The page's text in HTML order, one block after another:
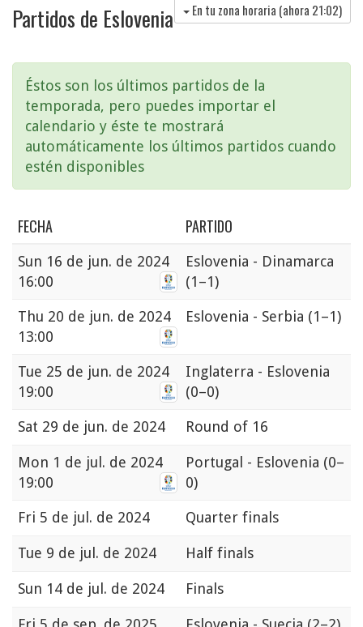
Partidos de Eslovenia En tu zona horaria (ahora 21:02)
Éstos son los últimos partidos de la
temporada, pero puedes importar el
calendario y éste te mostrará
automáticamente los últimos partidos cuando
estén disponibles
FECHA PARTIDO
Sun 16 de jun. de 2024
16:00
Eslovenia - Dinamarca
(1–1)
Thu 20 de jun. de 2024
13:00
Eslovenia - Serbia (1–1)
Tue 25 de jun. de 2024
19:00
Inglaterra - Eslovenia
(0–0)
Sat 29 de jun. de 2024 Round of 16
Mon 1 de jul. de 2024
19:00
Portugal - Eslovenia (0–
0)
Fri 5 de jul. de 2024 Quarter finals
Tue 9 de jul. de 2024 Half finals
Sun 14 de jul. de 2024 Finals